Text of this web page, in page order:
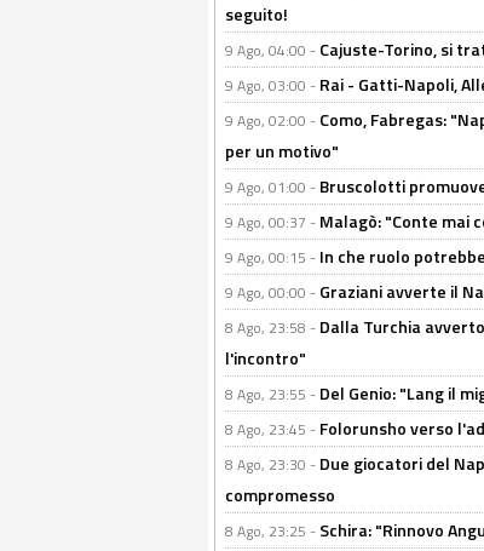
seguito!
9 Ago, 04:00 - Cajuste-Torino, si
9 Ago, 03:00 - Rai - Gatti-Napoli,
9 Ago, 02:00 - Como, Fabregas:
per un motivo"
9 Ago, 01:00 - Bruscolotti
9 Ago, 00:37 - Malagò: "Conte mai
9 Ago, 00:15 - In che ruolo
9 Ago, 00:00 - Graziani avverte il
8 Ago, 23:58 - Dalla Turchia
l'incontro"
8 Ago, 23:55 - Del Genio: "Lang il
8 Ago, 23:45 - Folorunsho verso
8 Ago, 23:30 - Due giocatori del
compromesso
8 Ago, 23:25 - Schira: "Rinnovo